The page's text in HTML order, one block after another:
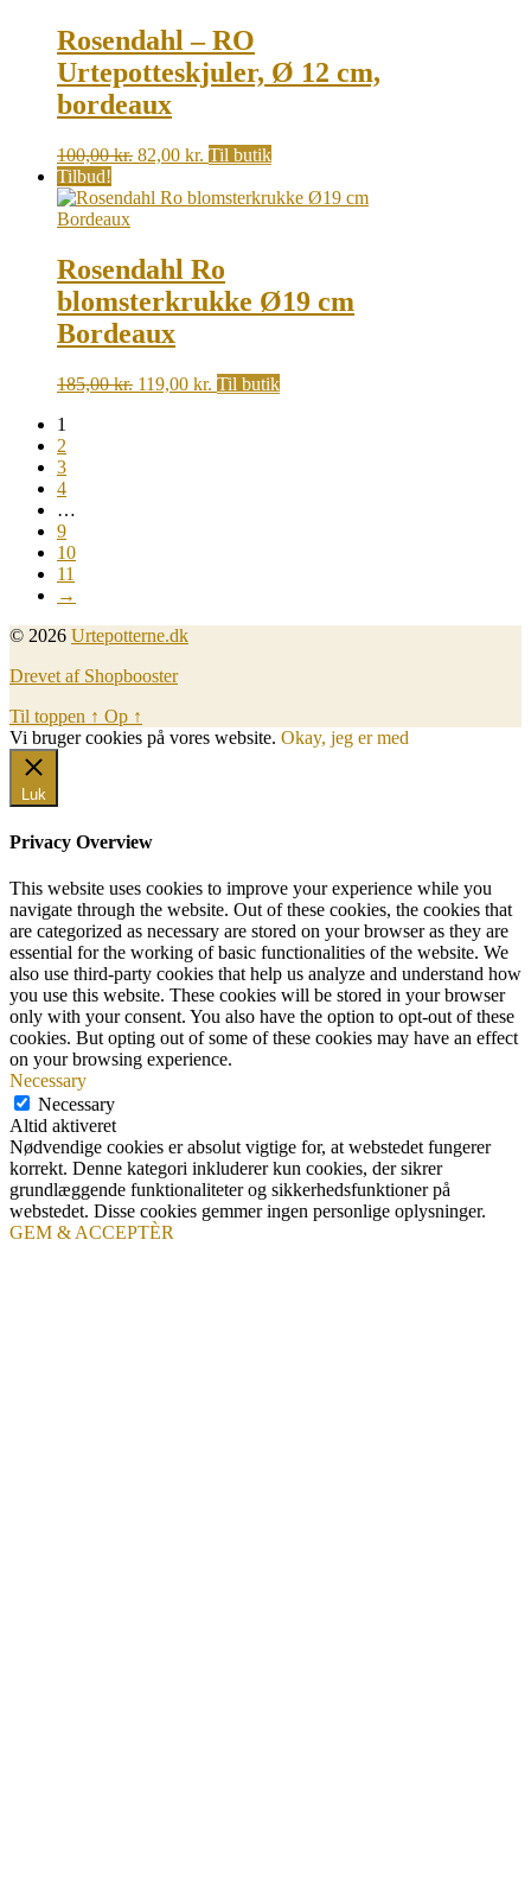
Rosendahl – RO
Urtepotteskjuler, Ø 12 cm,
bordeaux
100,00kr. Original
was:
82,00 kr. Current
is:
Til butik
Tilbud!
Rosendahl Ro
blomsterkrukke Ø19 cm
Bordeaux
185,00kr. Original
119,00 kr. Current
Til butik
1
2
3
4
…
9
10
11
→
© 2026 Urtepotterne.dk
Drevet af Shopbooster
Til toppen ↑ Op ↑
Vi bruger cookies på vores website. Okay, jeg er med
Luk
Privacy Overview
This website uses cookies to improve your experience while you
navigate through the website. Out of these cookies, the cookies that
are categorized as necessary are stored on your browser as they are
essential for the working of basic functionalities of the website. We
also use third-party cookies that help us analyze and understand how
you use this website. These cookies will be stored in your browser
only with your consent. You also have the option to opt-out of these
cookies. But opting out of some of these cookies may have an effect
on your browsing experience.
Necessary
Necessary
Altid aktiveret
Nødvendige cookies er absolut vigtige for, at webstedet fungerer
korrekt. Denne kategori inkluderer kun cookies, der sikrer
grundlæggende funktionaliteter og sikkerhedsfunktioner på
webstedet. Disse cookies gemmer ingen personlige oplysninger.
GEM & ACCEPTÈR